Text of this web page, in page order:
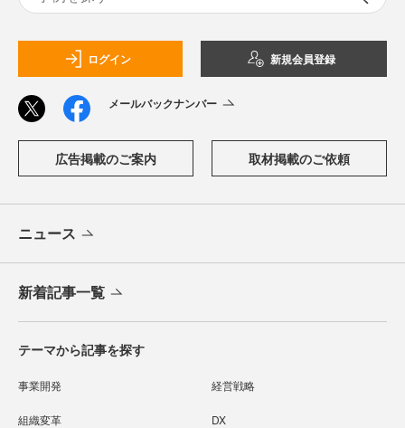
ログイン 新規会員登録
メールバックナンバー
広告掲載のご案内 取材掲載のご依頼
ニュース
新着記事一覧
テーマから記事を探す
事業開発 経営戦略
組織変革 DX